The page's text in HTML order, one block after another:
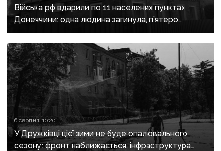
Війська рф вдарили по 11 населених пунктах
Донеччини: одна людина загинула, п’ятеро
поранені
6 серпня, 10:20
У Дружківці цієї зими не буде опалювального
сезону: фронт наближається, інфраструктура